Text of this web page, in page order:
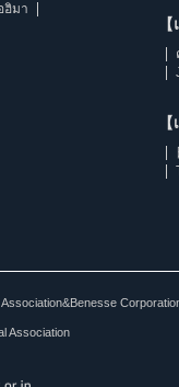
ฮิมา
Association